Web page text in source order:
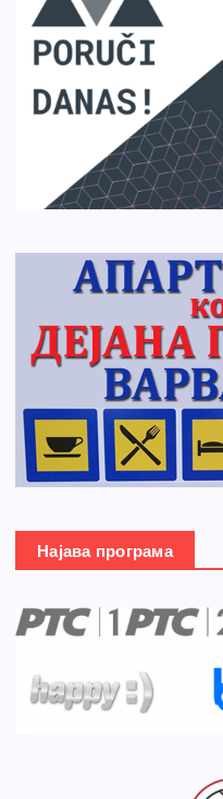
Најава програма